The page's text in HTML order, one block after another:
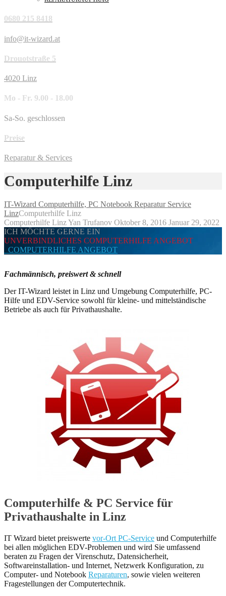
0680 215 8418
info@it-wizard.at
Drouotstraße 5
4020 Linz
Mo - Fr. 9.00 - 18.00
Sa-So. geschlossen
Preise
Reparatur & Services
Computerhilfe Linz
IT-Wizard Computerhilfe, PC Notebook Reparatur Service
LinzComputerhilfe Linz
Computerhilfe LinzYan Trufanov Oktober 8, 2016 Januar 29, 2022
ICH MÖCHTE GERNE EIN
UNVERBINDLICHES COMPUTERHILFE ANGEBOT
COMPUTERHILFE ANGEBOT
Fachmännisch, preiswert & schnell
Der IT-Wizard leistet in Linz und Umgebung Computerhilfe, PC-
Hilfe und EDV-Service sowohl für kleine- und mittelständische
Betriebe als auch für Privathaushalte.
Computerhilfe & PC Service für
Privathaushalte in Linz
IT Wizard bietet preiswerte vor-Ort PC-Service und Computerhilfe
bei allen möglichen EDV-Problemen und wird Sie umfassend
beraten zu Fragen der Virenschutz, Datensicherheit,
Softwareinstallation- und Internet, Netzwerk Konfiguration, zu
Computer- und Notebook Reparaturen, sowie vielen weiteren
Fragestellungen der Computertechnik.